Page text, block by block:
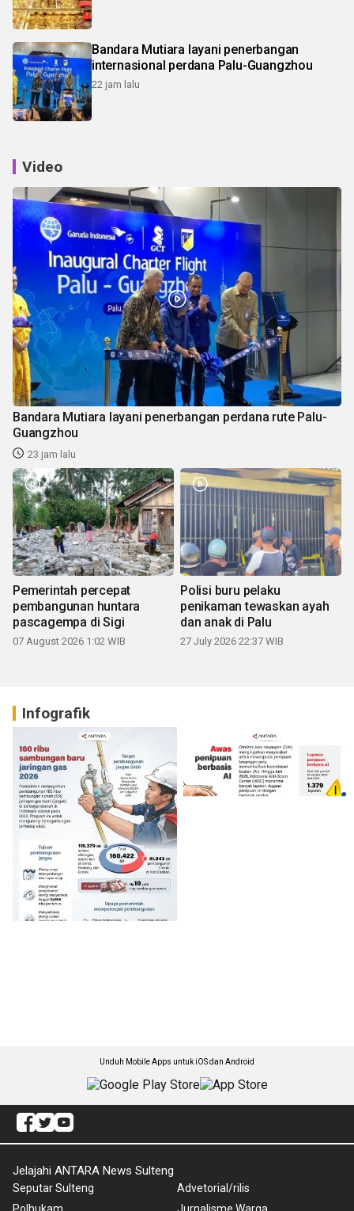
Bandara Mutiara layani penerbangan
internasional perdana Palu-Guangzhou
22 jam lalu
Video
Bandara Mutiara layani penerbangan perdana rute Palu-
Guangzhou
23 jam lalu
Pemerintah percepat
pembangunan huntara
pascagempa di Sigi
07 August 2026 1:02 WIB
Polisi buru pelaku
penikaman tewaskan ayah
dan anak di Palu
27 July 2026 22:37 WIB
Infografik
Unduh Mobile Apps untuk iOS dan Android
Jelajahi ANTARA News Sulteng
Seputar Sulteng
Advetorial/rilis